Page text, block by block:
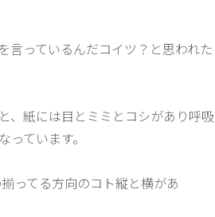
言っているんだコイツ？と思われた
、紙には目とミミとコシがあり呼吸
っています。
ってる方向のコト縦と横があ